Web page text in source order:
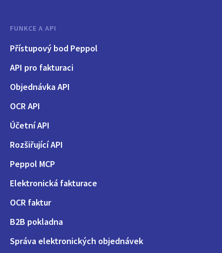
FUNKCE A API
Přístupový bod Peppol
API pro fakturaci
Objednávka API
OCR API
Účetní API
Rozšiřující API
Peppol MCP
Elektronická fakturace
OCR faktur
B2B pokladna
Správa elektronických objednávek